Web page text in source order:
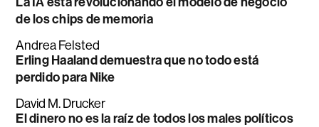
de los chips de memoria
Andrea Felsted
Erling Haaland demuestra que no todo está
perdido para Nike
David M. Drucker
El dinero no es la raíz de todos los males políticos